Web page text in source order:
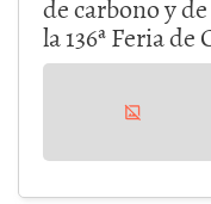
la 136ª Feria de